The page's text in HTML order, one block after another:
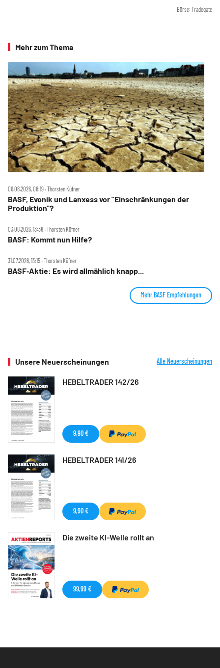
Börse: Tradegate
Mehr zum Thema
06.08.2026, 08:19 ‧ Thorsten Küfner
BASF, Evonik und Lanxess vor "Einschränkungen der
Produktion"?
03.08.2026, 13:38 ‧ Thorsten Küfner
BASF: Kommt nun Hilfe?
31.07.2026, 13:15 ‧ Thorsten Küfner
BASF‑Aktie: Es wird allmählich knapp...
Mehr BASF Empfehlungen
Unsere Neuerscheinungen Alle Neuerscheinungen
HEBELTRADER 142/26
9,90 €
HEBELTRADER 141/26
9,90 €
Die zweite KI-Welle rollt an
99,99 €